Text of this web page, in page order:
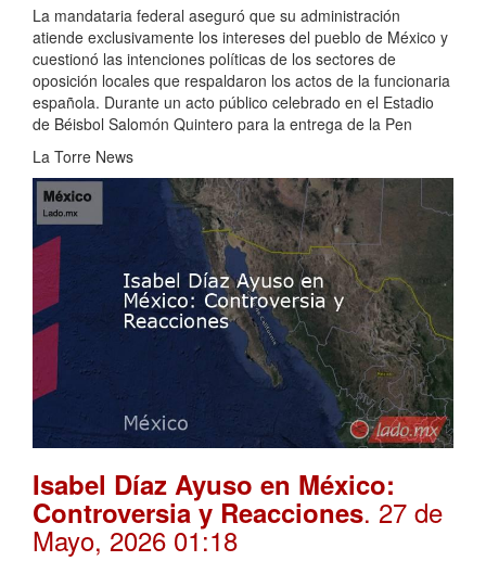
La mandataria federal aseguró que su administración
atiende exclusivamente los intereses del pueblo de México y
cuestionó las intenciones políticas de los sectores de
oposición locales que respaldaron los actos de la funcionaria
española. Durante un acto público celebrado en el Estadio
de Béisbol Salomón Quintero para la entrega de la Pen
La Torre News
Isabel Díaz Ayuso en México:
Controversia y Reacciones. 27 de
Mayo, 2026 01:18